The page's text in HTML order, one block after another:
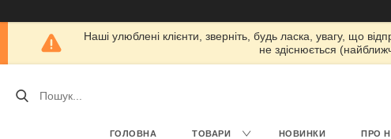
Наші улюблені клієнти, зверніть, будь ласка, увагу, що
не здіснюється
ГОЛОВНА ТОВАРИ НОВИНКИ ПРО